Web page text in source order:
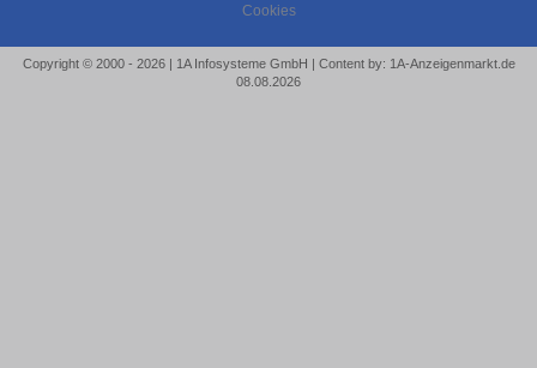
Cookies
Copyright © 2000 - 2026 | 1A Infosysteme GmbH | Content by: 1A-Anzeigenmarkt.de
08.08.2026